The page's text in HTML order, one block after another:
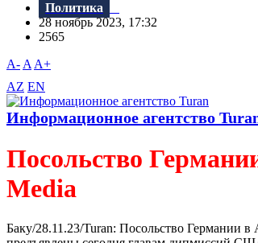
Политика
28 ноябрь 2023, 17:32
2565
A- A A+
AZ EN
Информационное агентство
Посольство
Media
Баку/28.11.23/Turan: Посольство Германии